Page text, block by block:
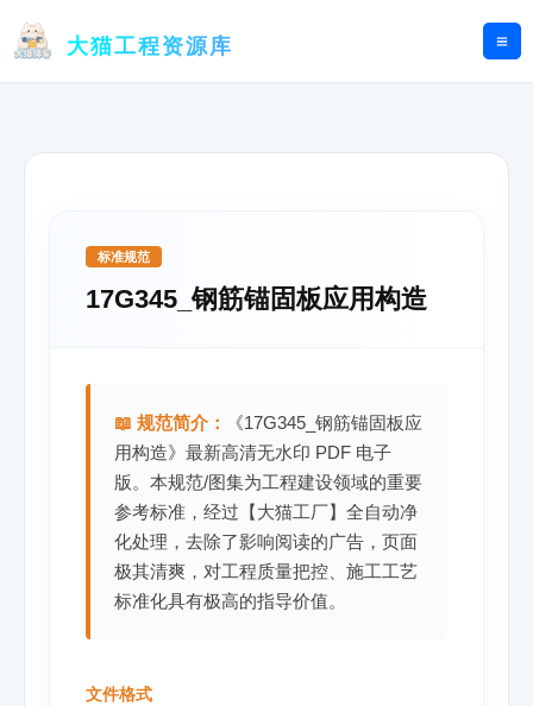
大猫工程资源库
标准规范
17G345_钢筋锚固板应用构造
📖 规范简介：
《17G345_钢筋锚固板应
用构造》最新高清无水印 PDF 电子
版。本规范/图集为工程建设领域的重要
参考标准，经过【大猫工厂】全自动净
化处理，去除了影响阅读的广告，页面
极其清爽，对工程质量把控、施工工艺
标准化具有极高的指导价值。
文件格式